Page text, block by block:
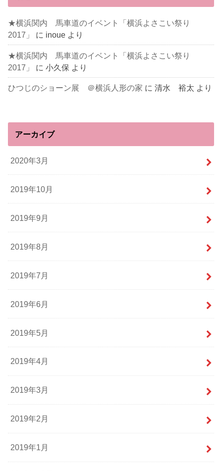
★横浜関内 馬車道のイベント「横浜よさこい祭り
2017」
に inoue より
★横浜関内 馬車道のイベント「横浜よさこい祭り
2017」
に小久保 より
ひつじのショーン展 ＠横浜人形の家 に清水 裕太 より
アーカイブ
2020年3月
2019年10月
2019年9月
2019年8月
2019年7月
2019年6月
2019年5月
2019年4月
2019年3月
2019年2月
2019年1月